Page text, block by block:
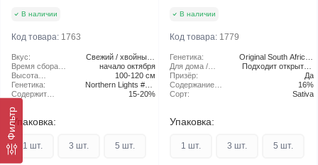
Фильтр
В наличии
Код товара: 1763
Вкус:
Свежий / хвойный /
пряный / хейз
Время сбора
урожая в
открытом
грунте:
начало октября
Высота
растения:
100-120 см
Генетика:
Northern Lights #5 х
Haze
Содержит
THC:
15-20%
Упаковка:
1 шт. 3 шт. 5 шт.
В наличии
Код товара: 1779
Генетика:
Original South African
Power Plant
Для дома /
улицы:
Подходит открытый
грунт
Призёр:
Да
Содержание
ТГК:
16%
Сорт:
Sativa
Упаковка:
1 шт. 3 шт. 5 шт.